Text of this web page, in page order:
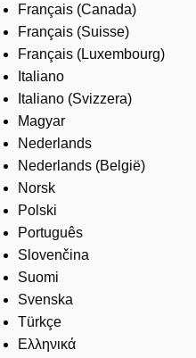
Français (Canada)
Français (Suisse)
Français (Luxembourg)
Italiano
Italiano (Svizzera)
Magyar
Nederlands
Nederlands (België)
Norsk
Polski
Português
Slovenčina
Suomi
Svenska
Türkçe
Ελληνικά